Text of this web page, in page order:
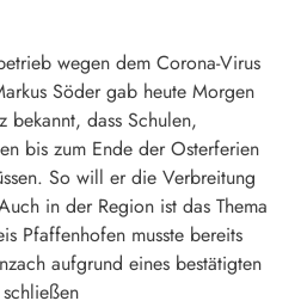
wegen dem Corona-Virus
Söder gab heute Morgen
bekannt, dass Schulen,
bis zum Ende der Osterferien
So will er die Verbreitung
in der Region ist das Thema
Pfaffenhofen musste bereits
aufgrund eines bestätigten